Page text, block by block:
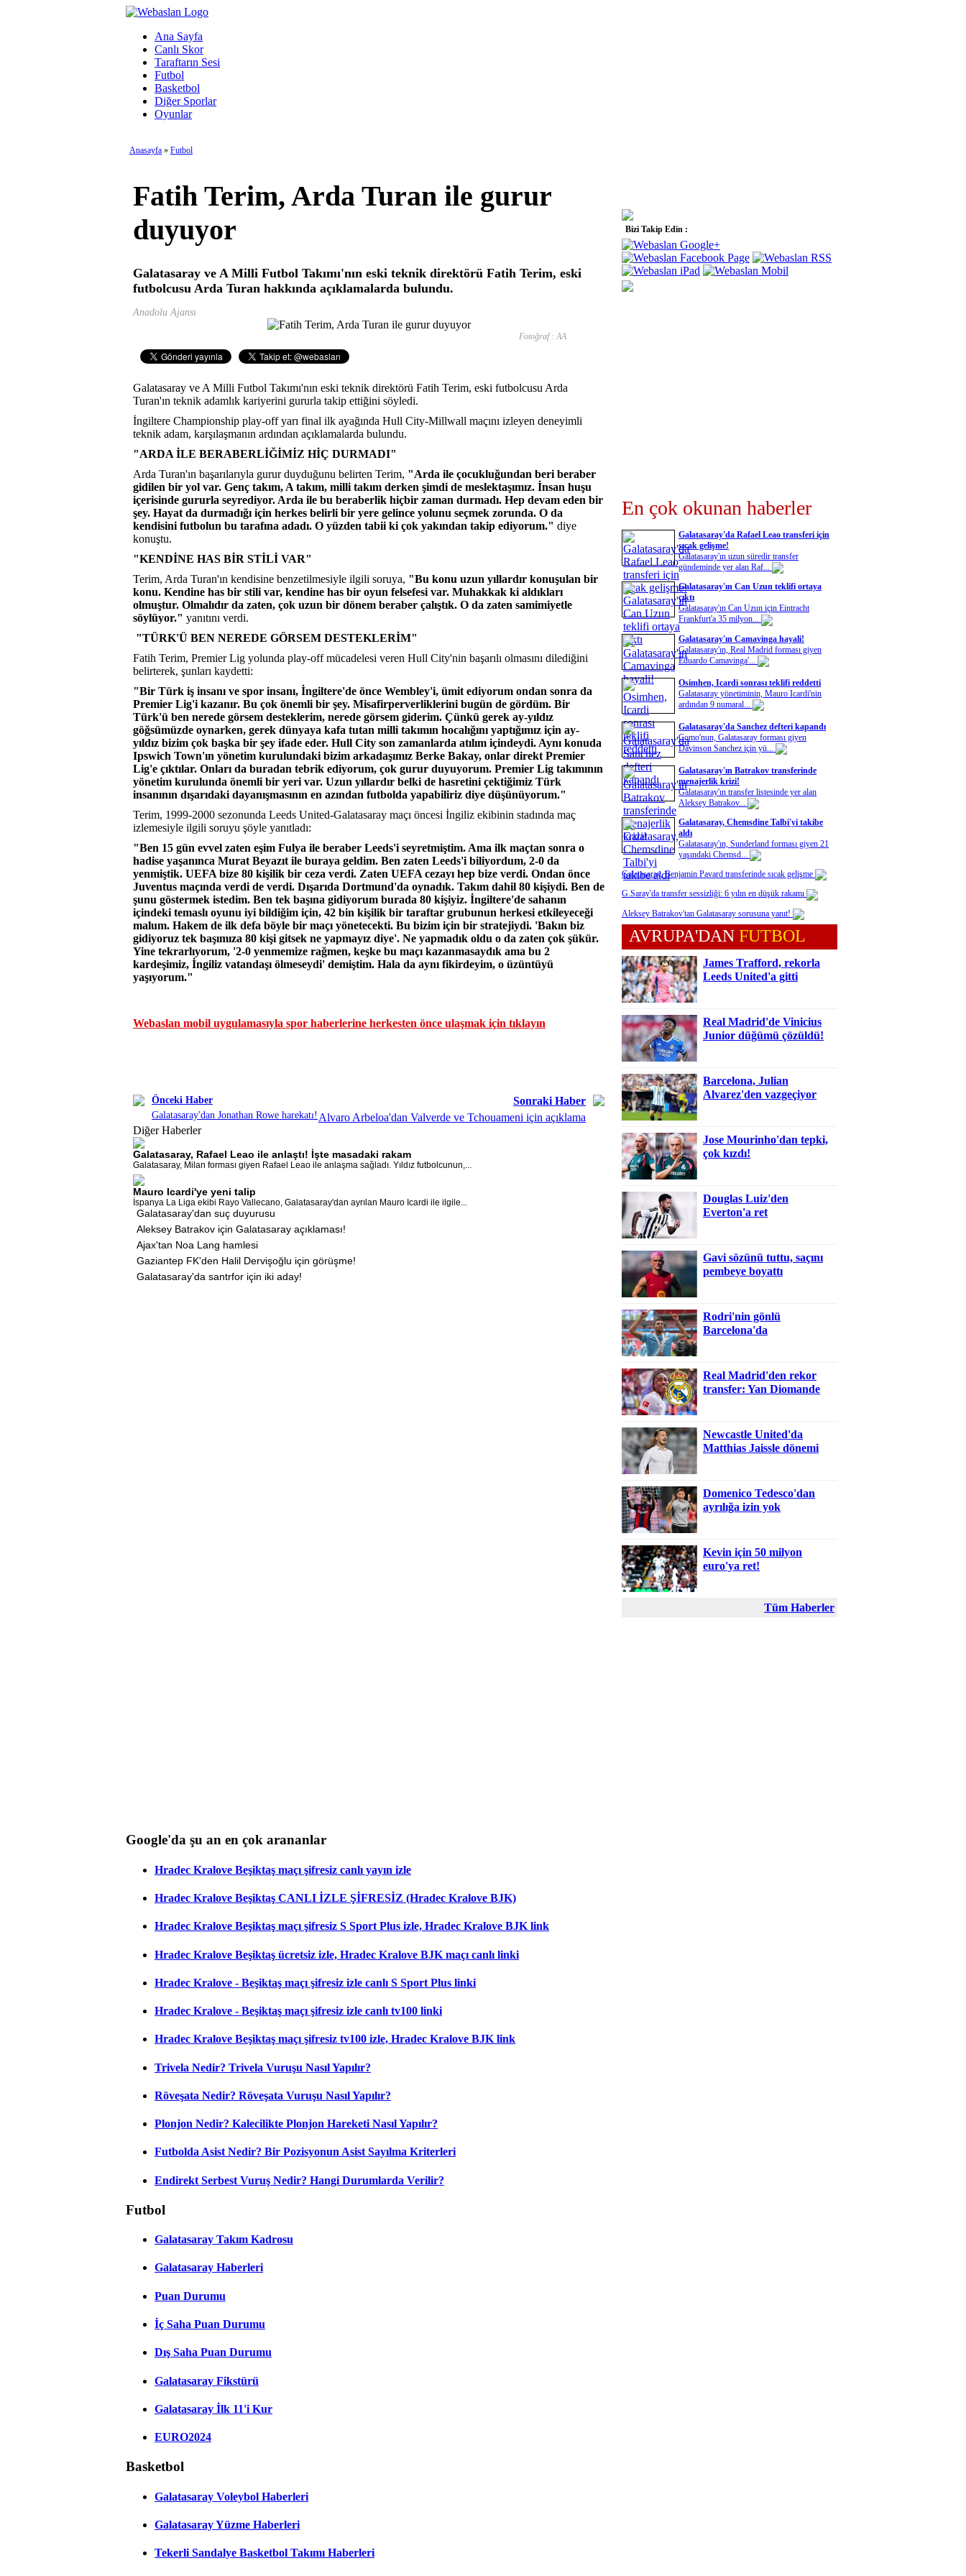
Ana Sayfa
Canlı Skor
Taraftarın Sesi
Futbol
Basketbol
Diğer Sporlar
Oyunlar
Anasayfa » Futbol
Fatih Terim, Arda Turan ile gurur
duyuyor
Galatasaray ve A Milli Futbol Takımı'nın eski teknik direktörü Fatih Terim, eski
futbolcusu Arda Turan hakkında açıklamalarda bulundu.
Anadolu Ajansı
Fotoğraf : AA
Galatasaray ve A Milli Futbol Takımı'nın eski teknik direktörü Fatih Terim, eski futbolcusu Arda
Turan'ın teknik adamlık kariyerini gururla takip ettiğini söyledi.
İngiltere Championship play-off yarı final ilk ayağında Hull City-Millwall maçını izleyen deneyimli
teknik adam, karşılaşmanın ardından açıklamalarda bulundu.
"ARDA İLE BERABERLİĞİMİZ HİÇ DURMADI"
Arda Turan'ın başarılarıyla gurur duyduğunu belirten Terim, "Arda ile çocukluğundan beri beraber
gidilen bir yol var. Genç takım, A takım, milli takım derken şimdi de meslektaşımız. İnsan huşu
içerisinde gururla seyrediyor. Arda ile bu beraberlik hiçbir zaman durmadı. Hep devam eden bir
şey. Hayat da durmadığı için herkes belirli bir yere gelince yolunu seçmek zorunda. O da
kendisini futbolun bu tarafına adadı. O yüzden tabii ki çok yakından takip ediyorum." diye
konuştu.
"KENDİNE HAS BİR STİLİ VAR"
Terim, Arda Turan'ın kendisine benzetilmesiyle ilgili soruya, "Bu konu uzun yıllardır konuşulan bir
konu. Kendine has bir stili var, kendine has bir oyun felsefesi var. Muhakkak ki aldıkları
olmuştur. Olmalıdır da zaten, çok uzun bir dönem beraber çalıştık. O da zaten samimiyetle
söylüyor." yanıtını verdi.
"TÜRK'Ü BEN NEREDE GÖRSEM DESTEKLERİM"
Fatih Terim, Premier Lig yolunda play-off mücadelesi veren Hull City'nin başarılı olmasını dilediğini
belirterek, şunları kaydetti:
"Bir Türk iş insanı ve spor insanı, İngiltere'de önce Wembley'i, ümit ediyorum ondan sonra da
Premier Lig'i kazanır. Bu çok önemli bir şey. Misafirperverliklerini bugün de gördüm. Bir
Türk'ü ben nerede görsem desteklerim, nerede görsem giderim. Çünkü gerek ay-yıldız
göğsümüzde oynarken, gerek dünyaya kafa tutan milli takımın hocalığını yaptığımız için ay-
yıldız bizim çok başka bir şey ifade eder. Hull City son zamanlarda atılım içindeydi. Aynı konuda
Ipswich Town'ın yönetim kurulundaki bizim arkadaşımız Berke Bakay, onlar direkt Premier
Lig'e çıktılar. Onları da buradan tebrik ediyorum, çok gurur duyuyorum. Premier Lig takımının
yönetim kurulunda önemli bir yeri var. Uzun yıllardır belki de hasretini çektiğimiz Türk
insanının dışarıdaki dayanışmasının en azından futbolda yapabiliriz diye düşünüyorum."
Terim, 1999-2000 sezonunda Leeds United-Galatasaray maçı öncesi İngiliz ekibinin stadında maç
izlemesiyle ilgili soruyu şöyle yanıtladı:
"Ben 15 gün evvel zaten eşim Fulya ile beraber Leeds'i seyretmiştim. Ama ilk maçtan sonra o
hadise yaşanınca Murat Beyazıt ile buraya geldim. Ben zaten Leeds'i biliyordum, 2-0 da
yenmiştik. UEFA bize 80 kişilik bir ceza verdi. Zaten UEFA cezayı hep bize verdi. Ondan önce
Juventus maçında verdi de verdi. Dışarıda Dortmund'da oynadık. Takım dahil 80 kişiydi. Ben de
şunu göstermek istedim. Ben tek başına gidiyorum burada 80 kişiyiz. İngiltere'de sahanın
içindeki temaslı oyunu iyi bildiğim için, 42 bin kişilik bir taraftar grubunun herkesi etkileyeceği
malum. Hakem de ilk defa böyle bir maçı yönetecekti. Bu bizim için bir stratejiydi. 'Bakın biz
gidiyoruz tek başımıza 80 kişi gitsek ne yapmayız diye'. Ne yapmadık oldu o da zaten çok şükür.
Yine tekrarlıyorum, '2-0 yenmemize rağmen, keşke bu maçı kazanmasaydık ama bu 2
kardeşimiz, İngiliz vatandaşı ölmeseydi' demiştim. Hala da aynı fikirdeyim, o üzüntüyü
yaşıyorum."
Webaslan mobil uygulamasıyla spor haberlerine herkesten önce ulaşmak için tıklayın
Önceki Haber
Galatasaray'dan Jonathan Rowe harekatı!
Sonraki Haber
Alvaro Arbeloa'dan Valverde ve Tchouameni için açıklama
Diğer Haberler
Galatasaray, Rafael Leao ile anlaştı! İşte masadaki rakam
Galatasaray, Milan forması giyen Rafael Leao ile anlaşma sağladı. Yıldız futbolcunun,...
Mauro Icardi'ye yeni talip
İspanya La Liga ekibi Rayo Vallecano, Galatasaray'dan ayrılan Mauro Icardi ile ilgile...
Galatasaray'dan suç duyurusu
Aleksey Batrakov için Galatasaray açıklaması!
Ajax'tan Noa Lang hamlesi
Gaziantep FK'den Halil Dervişoğlu için görüşme!
Galatasaray'da santrfor için iki aday!
Bizi Takip Edin :
En çok okunan haberler
Galatasaray'da Rafael Leao transferi için
sıcak gelişme!
Galatasaray'ın uzun süredir transfer
gündeminde yer alan Raf...
Galatasaray'ın Can Uzun teklifi ortaya
çıktı
Galatasaray'ın Can Uzun için Eintracht
Frankfurt'a 35 milyon...
Galatasaray'ın Camavinga hayali!
Galatasaray'ın, Real Madrid forması giyen
Eduardo Camavinga'...
Osimhen, Icardi sonrası teklifi reddetti
Galatasaray yönetiminin, Mauro Icardi'nin
ardından 9 numaral...
Galatasaray'da Sanchez defteri kapandı
Como'nun, Galatasaray forması giyen
Davinson Sanchez için yü...
Galatasaray'ın Batrakov transferinde
menajerlik krizi!
Galatasaray'ın transfer listesinde yer alan
Aleksey Batrakov...
Galatasaray, Chemsdine Talbi'yi takibe
aldı
Galatasaray'ın, Sunderland forması giyen 21
yaşındaki Chemsd...
Galatasaray, Benjamin Pavard transferinde sıcak gelişme
G.Saray'da transfer sessizliği: 6 yılın en düşük rakamı
Aleksey Batrakov'tan Galatasaray sorusuna yanıt!
AVRUPA'DAN FUTBOL
James Trafford, rekorla
Leeds United'a gitti
Real Madrid'de Vinicius
Junior düğümü çözüldü!
Barcelona, Julian
Alvarez'den vazgeçiyor
Jose Mourinho'dan tepki,
çok kızdı!
Douglas Luiz'den
Everton'a ret
Gavi sözünü tuttu, saçını
pembeye boyattı
Rodri'nin gönlü
Barcelona'da
Real Madrid'den rekor
transfer: Yan Diomande
Newcastle United'da
Matthias Jaissle dönemi
Domenico Tedesco'dan
ayrılığa izin yok
Kevin için 50 milyon
euro'ya ret!
Tüm Haberler
Google'da şu an en çok arananlar
Hradec Kralove Beşiktaş maçı şifresiz canlı yayın izle
Hradec Kralove Beşiktaş CANLI İZLE ŞİFRESİZ (Hradec Kralove BJK)
Hradec Kralove Beşiktaş maçı şifresiz S Sport Plus izle, Hradec Kralove BJK link
Hradec Kralove Beşiktaş ücretsiz izle, Hradec Kralove BJK maçı canlı linki
Hradec Kralove - Beşiktaş maçı şifresiz izle canlı S Sport Plus linki
Hradec Kralove - Beşiktaş maçı şifresiz izle canlı tv100 linki
Hradec Kralove Beşiktaş maçı şifresiz tv100 izle, Hradec Kralove BJK link
Trivela Nedir? Trivela Vuruşu Nasıl Yapılır?
Röveşata Nedir? Röveşata Vuruşu Nasıl Yapılır?
Plonjon Nedir? Kalecilikte Plonjon Hareketi Nasıl Yapılır?
Futbolda Asist Nedir? Bir Pozisyonun Asist Sayılma Kriterleri
Endirekt Serbest Vuruş Nedir? Hangi Durumlarda Verilir?
Futbol
Galatasaray Takım Kadrosu
Galatasaray Haberleri
Puan Durumu
İç Saha Puan Durumu
Dış Saha Puan Durumu
Galatasaray Fikstürü
Galatasaray İlk 11'i Kur
EURO2024
Basketbol
Galatasaray Voleybol Haberleri
Galatasaray Yüzme Haberleri
Tekerli Sandalye Basketbol Takımı Haberleri